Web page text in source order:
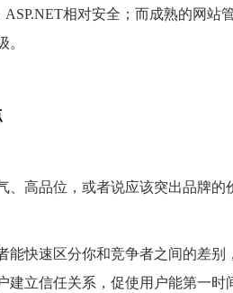
相对安全；而成熟的网站
。
高品位，或者说应该突出品牌
快速区分你和竞争者之间的差
立信任关系，促使用户能第一